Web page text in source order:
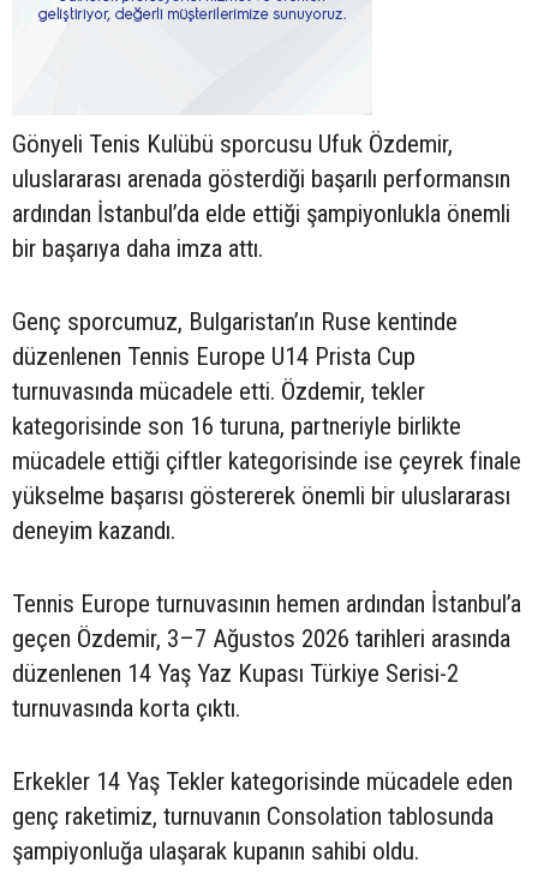
Gönyeli Tenis Kulübü sporcusu Ufuk Özdemir,
uluslararası arenada gösterdiği başarılı performansın
ardından İstanbul’da elde ettiği şampiyonlukla önemli
bir başarıya daha imza attı.
Genç sporcumuz, Bulgaristan’ın Ruse kentinde
düzenlenen Tennis Europe U14 Prista Cup
turnuvasında mücadele etti. Özdemir, tekler
kategorisinde son 16 turuna, partneriyle birlikte
mücadele ettiği çiftler kategorisinde ise çeyrek finale
yükselme başarısı göstererek önemli bir uluslararası
deneyim kazandı.
Tennis Europe turnuvasının hemen ardından İstanbul’a
geçen Özdemir, 3–7 Ağustos 2026 tarihleri arasında
düzenlenen 14 Yaş Yaz Kupası Türkiye Serisi-2
turnuvasında korta çıktı.
Erkekler 14 Yaş Tekler kategorisinde mücadele eden
genç raketimiz, turnuvanın Consolation tablosunda
şampiyonluğa ulaşarak kupanın sahibi oldu.